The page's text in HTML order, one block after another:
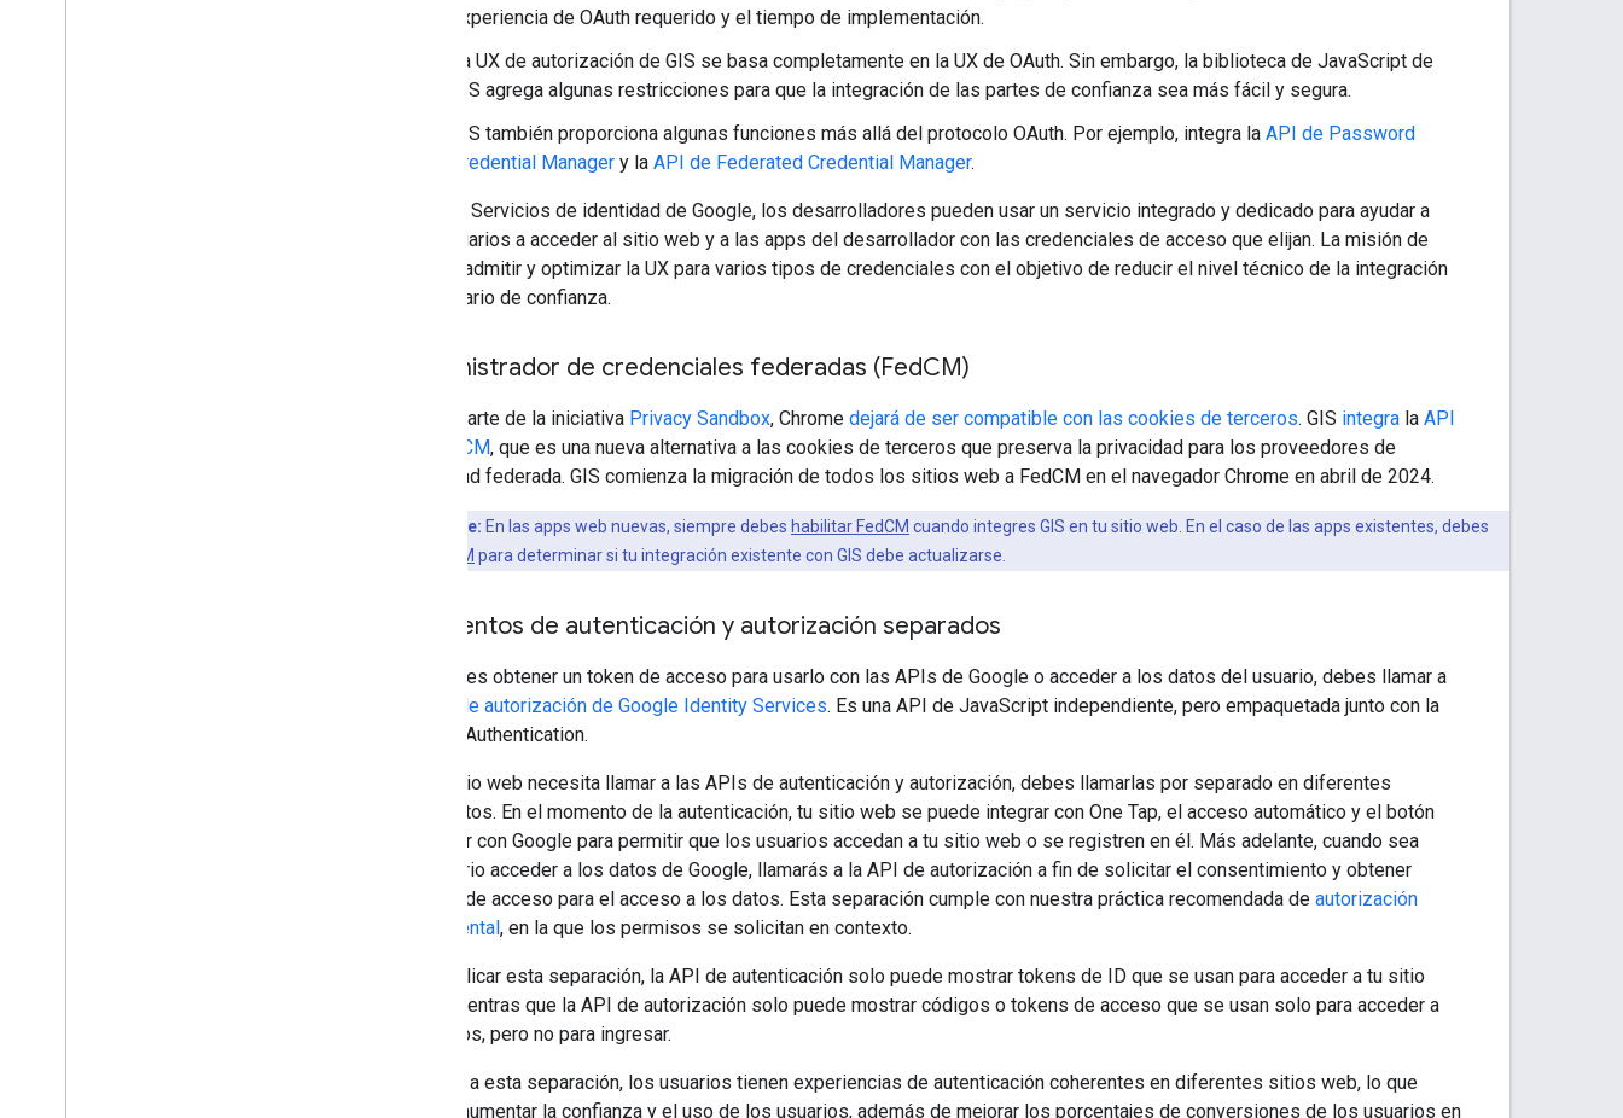
experiencia de OAuth requerido y el tiempo de implementación.
La UX de autorización de GIS se basa completamente en la UX de OAuth. Sin embargo, la biblioteca de JavaScript de
GIS agrega algunas restricciones para que la integración de las partes de confianza sea más fácil y segura.
GIS también proporciona algunas funciones más allá del protocolo OAuth. Por ejemplo, integra la API de Password
Credential Manager y la API de Federated Credential Manager.
Con los Servicios de identidad de Google, los desarrolladores pueden usar un servicio integrado y dedicado para ayudar a
sus usuarios a acceder al sitio web y a las apps del desarrollador con las credenciales de acceso que elijan. La misión de
GIS es admitir y optimizar la UX para varios tipos de credenciales con el objetivo de reducir el nivel técnico de la integración
del usuario de confianza.
Administrador de credenciales federadas (FedCM)
Como parte de la iniciativa Privacy Sandbox, Chrome dejará de ser compatible con las cookies de terceros. GIS integra la API
de FedCM, que es una nueva alternativa a las cookies de terceros que preserva la privacidad para los proveedores de
identidad federada. GIS comienza la migración de todos los sitios web a FedCM en el navegador Chrome en abril de 2024.
Punto clave: En las apps web nuevas, siempre debes habilitar FedCM cuando integres GIS en tu sitio web. En el caso de las apps existentes, debes
migrar a FedCM para determinar si tu integración existente con GIS debe actualizarse.
Momentos de autenticación y autorización separados
Si quieres obtener un token de acceso para usarlo con las APIs de Google o acceder a los datos del usuario, debes llamar a
API de autorización de Google Identity Services. Es una API de JavaScript independiente, pero empaquetada junto con la
API de Authentication.
Si tu sitio web necesita llamar a las APIs de autenticación y autorización, debes llamarlas por separado en diferentes
momentos. En el momento de la autenticación, tu sitio web se puede integrar con One Tap, el acceso automático y el botón
Acceder con Google para permitir que los usuarios accedan a tu sitio web o se registren en él. Más adelante, cuando sea
necesario acceder a los datos de Google, llamarás a la API de autorización a fin de solicitar el consentimiento y obtener
tokens de acceso para el acceso a los datos. Esta separación cumple con nuestra práctica recomendada de autorización
incremental, en la que los permisos se solicitan en contexto.
Para aplicar esta separación, la API de autenticación solo puede mostrar tokens de ID que se usan para acceder a tu sitio
web, mientras que la API de autorización solo puede mostrar códigos o tokens de acceso que se usan solo para acceder a
los datos, pero no para ingresar.
Gracias a esta separación, los usuarios tienen experiencias de autenticación coherentes en diferentes sitios web, lo que
puede aumentar la confianza y el uso de los usuarios, además de mejorar los porcentajes de conversiones de los usuarios en